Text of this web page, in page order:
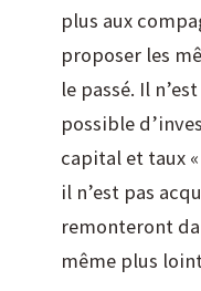
plus aux
proposer les
le passé. Il
possible
capital et taux
il n’est pas
remonteront
même plus